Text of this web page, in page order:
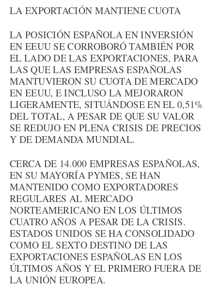
LA EXPORTACIÓN MANTIENE CUOTA
LA POSICIÓN ESPAÑOLA EN INVERSIÓN
EN EEUU SE CORROBORÓ TAMBIÉN POR
EL LADO DE LAS EXPORTACIONES, PARA
LAS QUE LAS EMPRESAS ESPAÑOLAS
MANTUVIERON SU CUOTA DE MERCADO
EN EEUU, E INCLUSO LA MEJORARON
LIGERAMENTE, SITUÁNDOSE EN EL 0,51%
DEL TOTAL, A PESAR DE QUE SU VALOR
SE REDUJO EN PLENA CRISIS DE PRECIOS
Y DE DEMANDA MUNDIAL.
CERCA DE 14.000 EMPRESAS ESPAÑOLAS,
EN SU MAYORÍA PYMES, SE HAN
MANTENIDO COMO EXPORTADORES
REGULARES AL MERCADO
NORTEAMERICANO EN LOS ÚLTIMOS
CUATRO AÑOS A PESAR DE LA CRISIS.
ESTADOS UNIDOS SE HA CONSOLIDADO
COMO EL SEXTO DESTINO DE LAS
EXPORTACIONES ESPAÑOLAS EN LOS
ÚLTIMOS AÑOS Y EL PRIMERO FUERA DE
LA UNIÓN EUROPEA.